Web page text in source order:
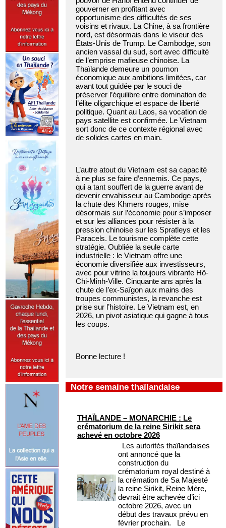
gouverner en profitant avec
opportunisme des difficultés de ses
voisins et rivaux. La Chine, à sa frontière
nord, est désormais dans le viseur des
États-Unis de Trump. Le Cambodge, son
ancien vassal du sud, sort avec difficulté
de l’emprise mafieuse chinoise. La
Thaïlande demeure un poumon
économique aux ambitions limitées, car
avant tout guidée par le souci de
préserver l’équilibre entre domination de
l’élite oligarchique et espace de liberté
politique. Quant au Laos, sa vocation de
pays satellite est confirmée. Le Vietnam
sort donc de ce contexte régional avec
de solides cartes en main.
L’autre atout du Vietnam est sa capacité
à ne plus se faire d’ennemis. Ce pays,
qui a tant souffert de la guerre avant de
devenir envahisseur au Cambodge après
la chute des Khmers rouges, mise
désormais sur l’économie pour s’imposer
et sur les alliances pour résister à la
pression chinoise sur les Spratleys et les
Paracels. Le tourisme complète cette
stratégie. Oubliée la seule carte
industrielle : le Vietnam offre une
économie diversifiée aux investisseurs,
avec pour vitrine la toujours vibrante Hô-
Chi-Minh-Ville. Cinquante ans après la
chute de l’ex-Saïgon aux mains des
troupes communistes, la revanche est
prise sur l’histoire. Le Vietnam est, en
2026, un pivot asiatique qui gagne à tous
les coups.
Bonne lecture !
Notre semaine thaïlandaise
THAÏLANDE – MONARCHIE : Le
crématorium de la reine Sirikit sera
achevé en octobre 2026
Les autorités thaïlandaises
ont annoncé que la
construction du
crématorium royal destiné à
la crémation de Sa Majesté
la reine Sirikit, Reine Mère,
devrait être achevée d’ici
octobre 2026, avec un
début des travaux prévu en
février prochain. Le